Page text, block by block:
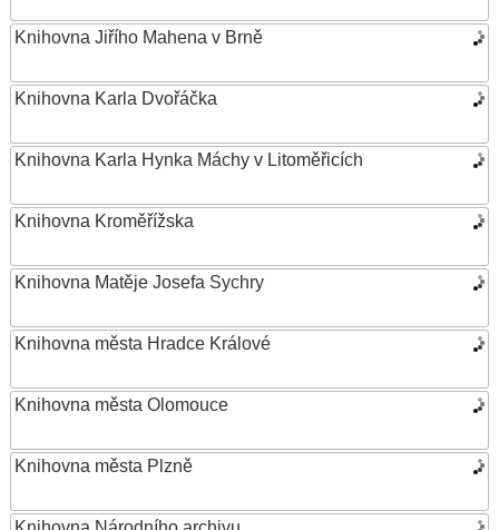
Knihovna Jiřího Mahena v Brně
Knihovna Karla Dvořáčka
Knihovna Karla Hynka Máchy v Litoměřicích
Knihovna Kroměřížska
Knihovna Matěje Josefa Sychry
Knihovna města Hradce Králové
Knihovna města Olomouce
Knihovna města Plzně